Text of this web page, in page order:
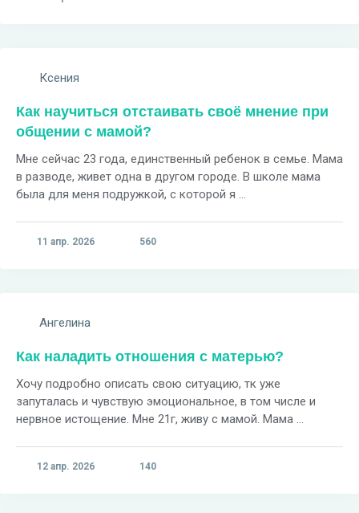
Ксения
Как научиться отстаивать своё мнение при
общении с мамой?
Мне сейчас 23 года, единственный ребенок в семье. Мама
в разводе, живет одна в другом городе. В школе мама
была для меня подружкой, с которой я ...
11 апр. 2026 560
Ангелина
Как наладить отношения с матерью?
Хочу подробно описать свою ситуацию, тк уже
запуталась и чувствую эмоциональное, в том числе и
нервное истощение. Мне 21г, живу с мамой. Мама ...
12 апр. 2026 140